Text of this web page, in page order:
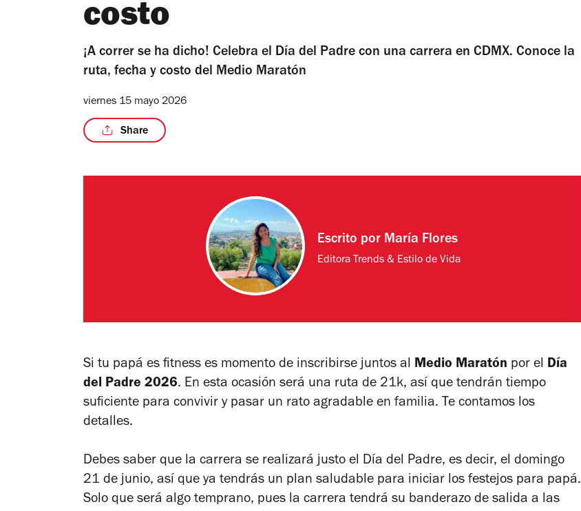
costo
¡A correr se ha dicho! Celebra el Día del Padre con una carrera en CDMX. Conoce la
ruta, fecha y costo del Medio Maratón
viernes 15 mayo 2026
Share
Escrito por María Flores
Editora Trends & Estilo de Vida
Si tu papá es fitness es momento de inscribirse juntos al Medio Maratón por el Día
del Padre 2026. En esta ocasión será una ruta de 21k, así que tendrán tiempo
suficiente para convivir y pasar un rato agradable en familia. Te contamos los
detalles.
Debes saber que la carrera se realizará justo el Día del Padre, es decir, el domingo
21 de junio, así que ya tendrás un plan saludable para iniciar los festejos para papá.
Solo que será algo temprano, pues la carrera tendrá su banderazo de salida a las